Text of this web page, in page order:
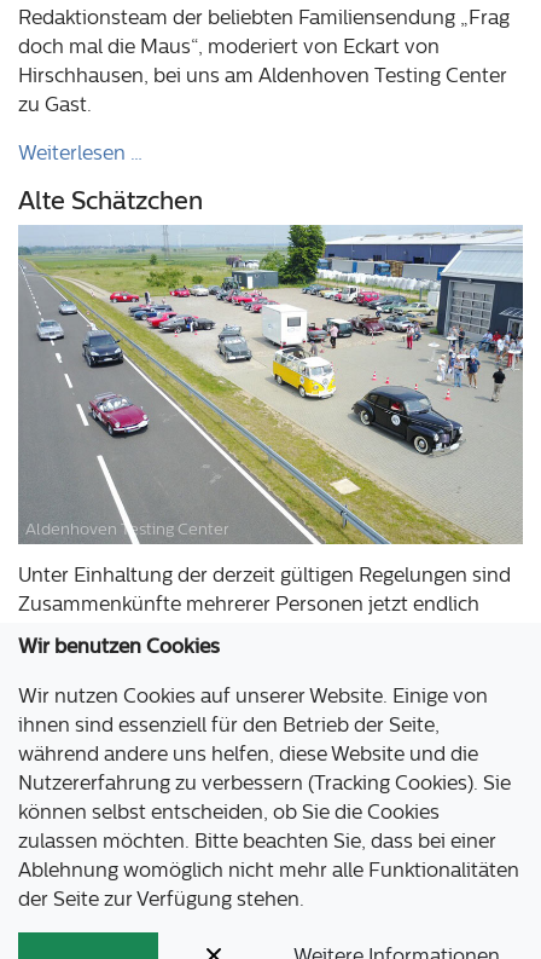
Redaktionsteam der beliebten Familiensendung „Frag
doch mal die Maus“, moderiert von Eckart von
Hirschhausen, bei uns am Aldenhoven Testing Center
zu Gast.
Weiterlesen …
Alte Schätzchen
Aldenhoven Testing Center
Unter Einhaltung der derzeit gültigen Regelungen sind
Zusammenkünfte mehrerer Personen jetzt endlich
wieder möglich. Wie wäre es also, das nächste Treffen
auf unserem Testgelände jetzt
Weiterlesen …
Aldenhoven Testing Center
Industriepark Emil Mayrisch
52457 Aldenhoven
Wir benutzen Cookies
Wir nutzen Cookies auf unserer Website. Einige von
ihnen sind essenziell für den Betrieb der Seite,
während andere uns helfen, diese Website und die
Nutzererfahrung zu verbessern (Tracking Cookies). Sie
können selbst entscheiden, ob Sie die Cookies
zulassen möchten. Bitte beachten Sie, dass bei einer
Ablehnung womöglich nicht mehr alle Funktionalitäten
der Seite zur Verfügung stehen.